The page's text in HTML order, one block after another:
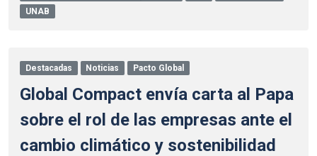
UNAB
Destacadas Noticias Pacto Global
Global Compact envía carta al Papa
sobre el rol de las empresas ante el
cambio climático y sostenibilidad